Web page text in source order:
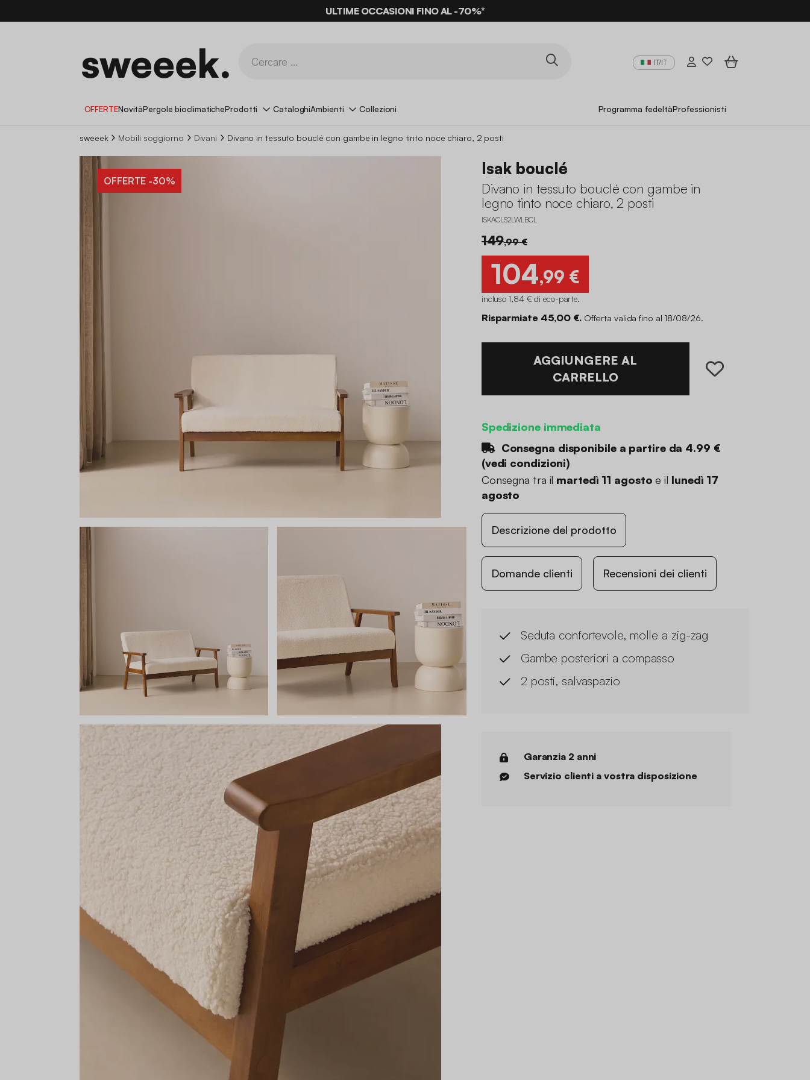
ULTIME OCCASIONI FINO AL -70%*
IT/IT
OFFERTENovitàPergole bioclimaticheProdotti CataloghiAmbienti Collezioni Programma fedeltàProfessionisti
sweeek Mobili soggiorno Divani Divano in tessuto bouclé con gambe in legno tinto noce chiaro, 2 posti
OFFERTE -30%
Isak bouclé
Divano in tessuto bouclé con gambe in
legno tinto noce chiaro, 2 posti
ISKACLS2LWLBCL
149,99 €
104,99 €
incluso 1,84 € di eco-parte.
Risparmiate 45,00 €. Offerta valida fino al 18/08/26.
AGGIUNGERE AL
CARRELLO
Spedizione immediata
Consegna disponibile a partire da 4.99 €
(vedi condizioni)
Consegna tra il martedì 11 agosto e il lunedì 17
agosto
Descrizione del prodotto
Domande clienti Recensioni dei clienti
Seduta confortevole, molle a zig-zag
Gambe posteriori a compasso
2 posti, salvaspazio
Garanzia 2 anni
Servizio clienti a vostra disposizione